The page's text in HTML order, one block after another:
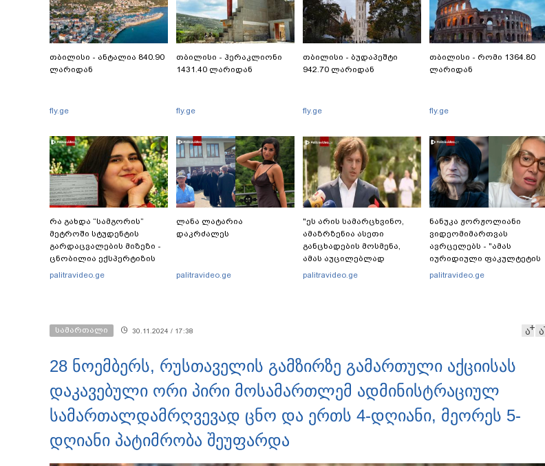
თბილისი - ანტალია 840.90
ლარიდან
fly.ge
თბილისი - ჰერაკლიონი
1431.40 ლარიდან
fly.ge
თბილისი - ბუდაპეშტი
942.70 ლარიდან
fly.ge
თბილისი - რომი 1364.80
ლარიდან
fly.ge
რა გახდა “სამგორის”
მეტროში სტუდენტის
გარდაცვალების მიზეზი -
ცნობილია ექსპერტიზის
პასუხი
palitravideo.ge
ლანა ლატარია
დაკრძალეს
palitravideo.ge
"ეს არის სამარცხვინო,
ამაზრზენია ასეთი
განცხადების მოსმენა,
ამას აუცილებლად
სჭირდება საზოგადოების
palitravideo.ge
ნანუკა ჟორჟოლიანი
ვიდეომიმართვას
ავრცელებს - "ამას
იურიდიული ფაკულტეტის
1-ელი კურსის სტუდენტიც
palitravideo.ge
სამართალი 30.11.2024 / 17:38 ა ა
28 ნოემბერს, რუსთაველის გამზირზე გამართული აქციისას
დაკავებული ორი პირი მოსამართლემ ადმინისტრაციულ
სამართალდამრღვევად ცნო და ერთს 4-დღიანი, მეორეს 5-
დღიანი პატიმრობა შეუფარდა